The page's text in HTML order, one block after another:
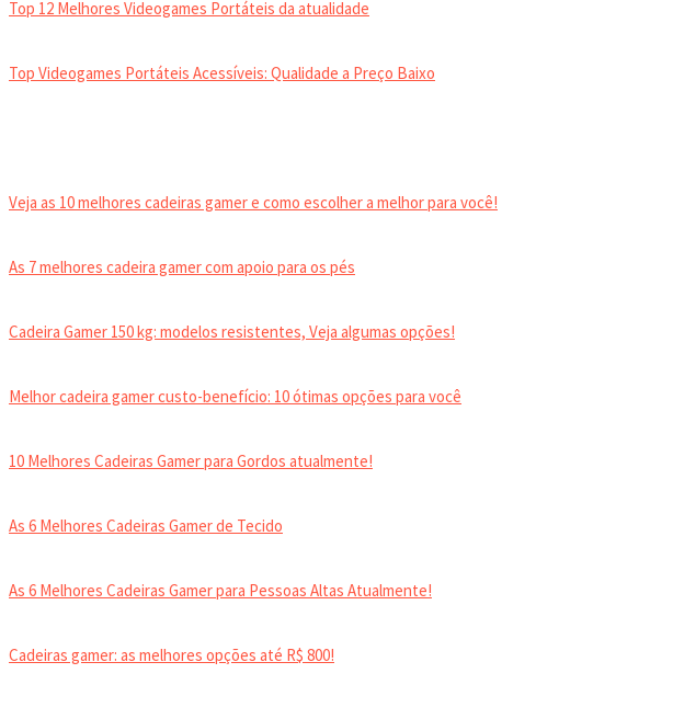
Top 12 Melhores Videogames Portáteis da atualidade
Top Videogames Portáteis Acessíveis: Qualidade a Preço Baixo
Veja as 10 melhores cadeiras gamer e como escolher a melhor para você!
As 7 melhores cadeira gamer com apoio para os pés
Cadeira Gamer 150 kg: modelos resistentes, Veja algumas opções!
Melhor cadeira gamer custo-benefício: 10 ótimas opções para você
10 Melhores Cadeiras Gamer para Gordos atualmente!
As 6 Melhores Cadeiras Gamer de Tecido
As 6 Melhores Cadeiras Gamer para Pessoas Altas Atualmente!
Cadeiras gamer: as melhores opções até R$ 800!